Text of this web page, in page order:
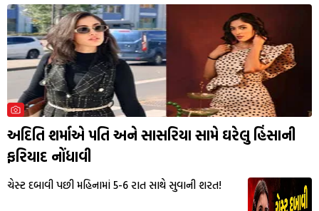
બંગાળમાં 'મા માટી માનુષ' નો ન ચાલ્યો જાદુ, બંગાળ બોલ્યુ 'જય
શ્રી રામ'
અદિતિ શર્માએ પતિ અને સાસરિયા સામે ઘરેલુ હિંસાની
ફરિયાદ નોંધાવી
ચેસ્ટ દબાવી પછી મહિનામાં 5-6 રાત સાથે સુવાની શરત!